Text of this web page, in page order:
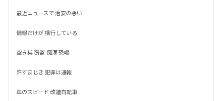
最近ニュースで 治安の悪い
情報だけが 横行している
空き巣 窃盗  痴漢 恐喝
許すまじき 犯罪は通報
車のスピード 改造自転車